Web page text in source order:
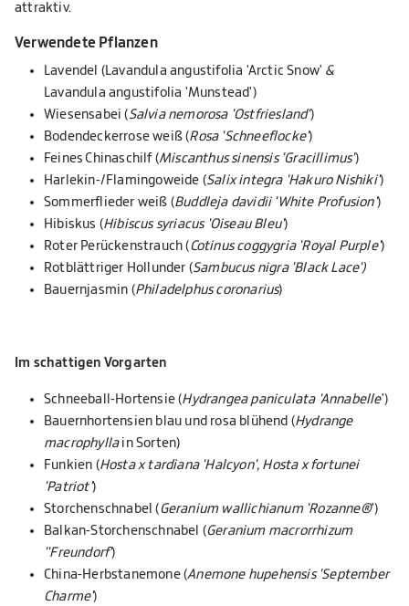
attraktiv.
Verwendete Pflanzen
Lavendel (Lavandula angustifolia 'Arctic Snow' &
Lavandula angustifolia 'Munstead')
Wiesensabei (Salvia nemorosa 'Ostfriesland')
Bodendeckerrose weiß (Rosa 'Schneeflocke')
Feines Chinaschilf (Miscanthus sinensis 'Gracillimus')
Harlekin-/Flamingoweide (Salix integra 'Hakuro Nishiki')
Sommerflieder weiß (Buddleja davidii 'White Profusion')
Hibiskus (Hibiscus syriacus 'Oiseau Bleu')
Roter Perückenstrauch (Cotinus coggygria 'Royal Purple')
Rotblättriger Hollunder (Sambucus nigra 'Black Lace')
Bauernjasmin (Philadelphus coronarius)
Im schattigen Vorgarten
Schneeball-Hortensie (Hydrangea paniculata 'Annabelle')
Bauernhortensien blau und rosa blühend (Hydrange
macrophyllain Sorten)
Funkien (Hosta x tardiana 'Halcyon', Hosta x fortunei
'Patriot')
Storchenschnabel (Geranium wallichianum 'Rozanne®')
Balkan-Storchenschnabel (Geranium macrorrhizum
''Freundorf')
China-Herbstanemone (Anemone hupehensis 'September
Charme')